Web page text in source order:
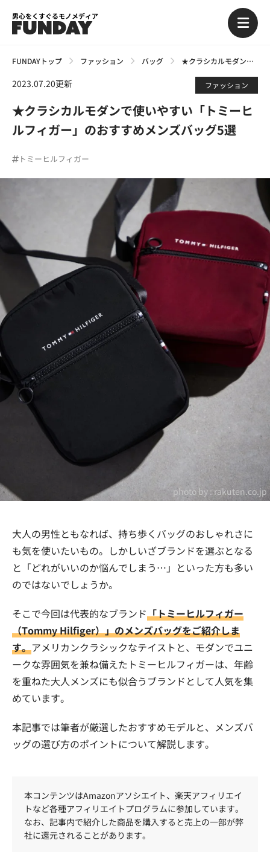
男心をくすぐるモノメディア
FUNDAYトップ ファッション バッグ ★クラシカルモダンで使いやすい「トミーヒルフィガー」のおすすめメンズバッグ5選
2023.07.20更新 ファッション
★クラシカルモダンで使いやすい「トミーヒ
ルフィガー」のおすすめメンズバッグ5選
トミーヒルフィガー
photo by :rakuten.co.jp
大人の男性ともなれば、持ち歩くバッグのおしゃれさに
も気を使いたいもの。しかしいざブランドを選ぶとなる
と「どれがいいのか悩んでしまう…」といった方も多い
のではないでしょうか。
そこで今回は代表的なブランド「トミーヒルフィガー
（Tommy Hilfiger）」のメンズバッグをご紹介しま
す。アメリカンクラシックなテイストと、モダンでユニ
ークな雰囲気を兼ね備えたトミーヒルフィガーは、年齢
を重ねた大人メンズにも似合うブランドとして人気を集
めています。
本記事では筆者が厳選したおすすめモデルと、メンズバ
ッグの選び方のポイントについて解説します。
本コンテンツはAmazonアソシエイト、楽天アフィリエイ
トなど各種アフィリエイトプログラムに参加しています。
なお、記事内で紹介した商品を購入すると売上の一部が弊
社に還元されることがあります。